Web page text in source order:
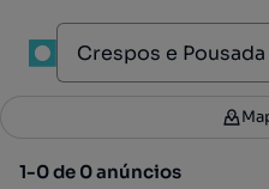
1-0 de 0 anúncios
1-0 de 0 anúncios